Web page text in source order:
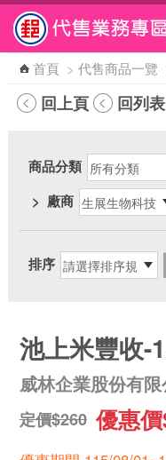
跳到主要內容區塊
首頁 > 代售商品一覽
回上頁 回列表
商品分類
> 廠商
排序
池上米豐收-
威林企業股份有限
定價$260 優惠